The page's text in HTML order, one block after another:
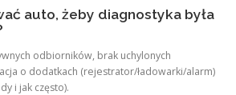
auto, żeby diagnostyka była
odbiorników, brak uchylonych
o dodatkach (rejestrator/ładowarki/alarm)
i jak często).